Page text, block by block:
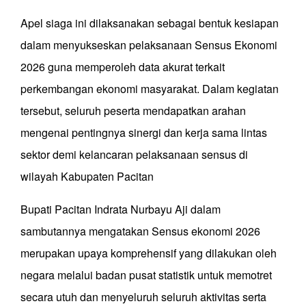
Apel siaga ini dilaksanakan sebagai bentuk kesiapan
dalam menyukseskan pelaksanaan Sensus Ekonomi
2026 guna memperoleh data akurat terkait
perkembangan ekonomi masyarakat. Dalam kegiatan
tersebut, seluruh peserta mendapatkan arahan
mengenai pentingnya sinergi dan kerja sama lintas
sektor demi kelancaran pelaksanaan sensus di
wilayah Kabupaten Pacitan
Bupati Pacitan Indrata Nurbayu Aji dalam
sambutannya mengatakan Sensus ekonomi 2026
merupakan upaya komprehensif yang dilakukan oleh
negara melalui badan pusat statistik untuk memotret
secara utuh dan menyeluruh seluruh aktivitas serta